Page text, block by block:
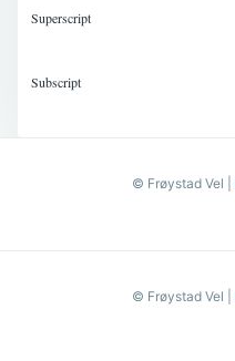
Superscript
Subscript
© Frøystad Vel |
© Frøystad Vel |